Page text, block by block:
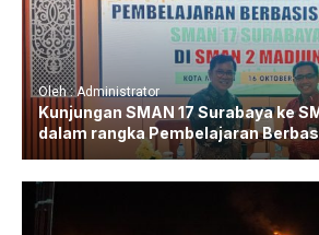
Oleh : Administrator
Kunjungan SMAN 17 Surabaya ke
dalam rangka Pembelajaran